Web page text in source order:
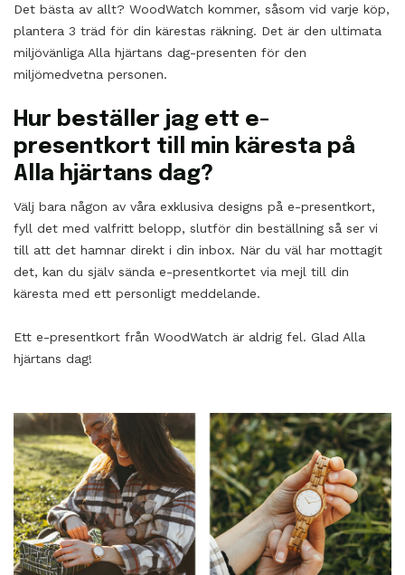
Det bästa av allt? WoodWatch kommer, såsom vid varje köp,
plantera 3 träd för din kärestas räkning. Det är den ultimata
miljövänliga Alla hjärtans dag-presenten för den
miljömedvetna personen.
Hur beställer jag ett e-
presentkort till min käresta på
Alla hjärtans dag?
Välj bara någon av våra exklusiva designs på e-presentkort,
fyll det med valfritt belopp, slutför din beställning så ser vi
till att det hamnar direkt i din inbox. När du väl har mottagit
det, kan du själv sända e-presentkortet via mejl till din
käresta med ett personligt meddelande.
Ett e-presentkort från WoodWatch är aldrig fel. Glad Alla
hjärtans dag!